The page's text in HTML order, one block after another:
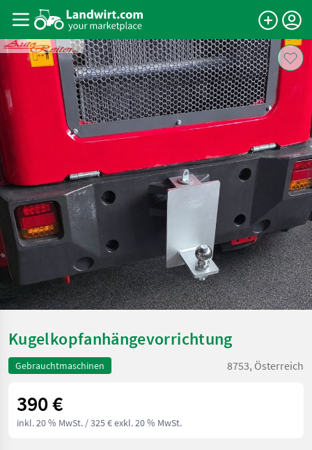
Kugelkopfanhängevorrichtung
Gebrauchtmaschinen 8753, Österreich
390 €
inkl. 20 % MwSt. / 325 € exkl. 20 % MwSt.